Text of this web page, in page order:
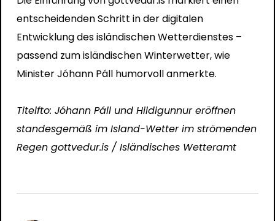
entscheidenden Schritt in der digitalen
Entwicklung des isländischen Wetterdienstes –
passend zum isländischen Winterwetter, wie
Minister Jóhann Páll humorvoll anmerkte.
Titelfto: Jóhann Páll und Hildigunnur eröffnen
standesgemäß im Island-Wetter im strömenden
Regen gottvedur.is / Isländisches Wetteramt